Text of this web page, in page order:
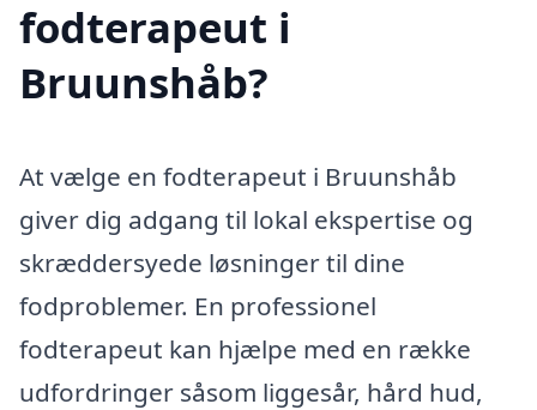
fodterapeut i
Bruunshåb?
At vælge en fodterapeut i Bruunshåb
giver dig adgang til lokal ekspertise og
skræddersyede løsninger til dine
fodproblemer. En professionel
fodterapeut kan hjælpe med en række
udfordringer såsom liggesår, hård hud,